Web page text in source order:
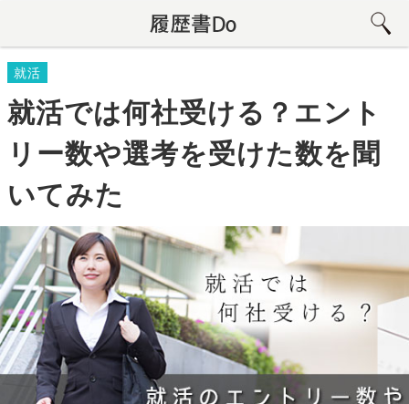
就活
就活では何社受ける？エント
リー数や選考を受けた数を聞
いてみた